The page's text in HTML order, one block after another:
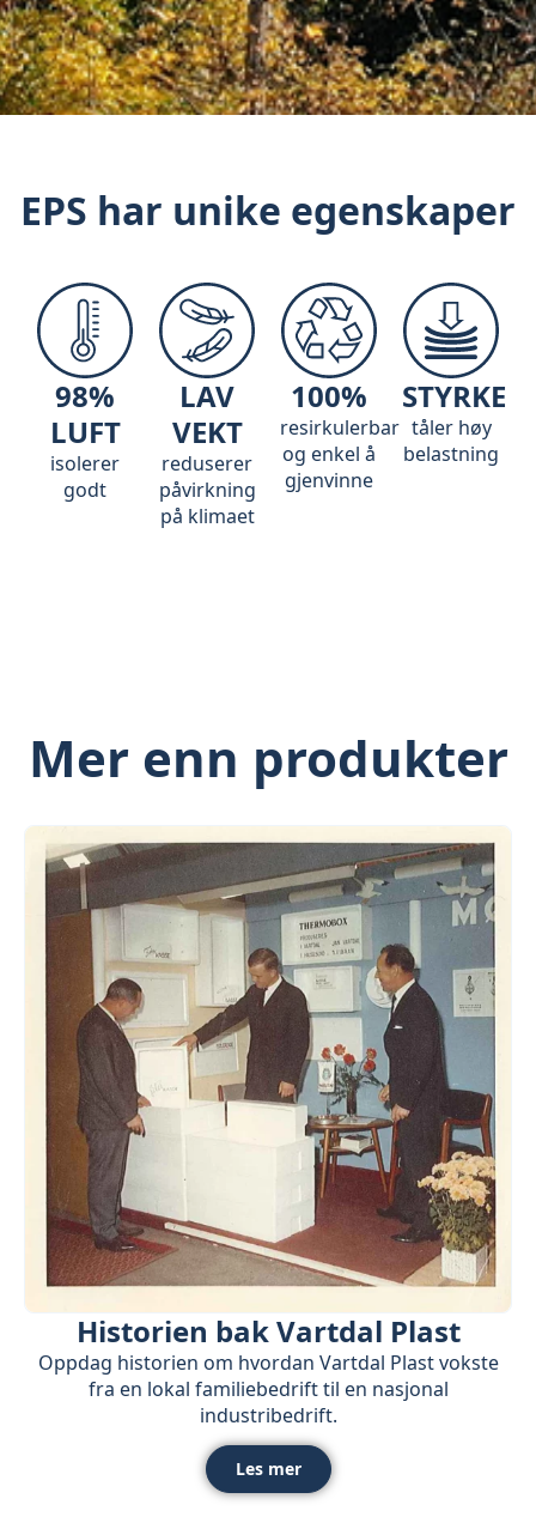
EPS har unike egenskaper
98%
LUFT
isolerer
godt
LAV
VEKT
reduserer
påvirkning
på klimaet
100%
resirkulerbar
og enkel å
gjenvinne
STYRKE
tåler høy
belastning
Mer enn produkter
Historien bak Vartdal Plast
Oppdag historien om hvordan Vartdal Plast vokste
fra en lokal familiebedrift til en nasjonal
industribedrift.
Les mer